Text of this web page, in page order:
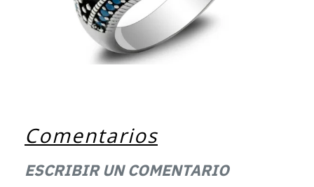
Comentarios
ESCRIBIR UN COMENTARIO